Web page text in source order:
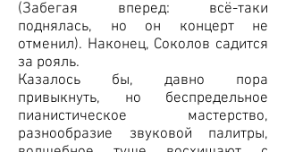
(Забегая вперед: всё-таки
поднялась, но он концерт не
отменил). Наконец, Соколов садится
за рояль.
Казалось бы, давно пора
привыкнуть, но беспредельное
пианистическое мастерство,
разнообразие звуковой палитры,